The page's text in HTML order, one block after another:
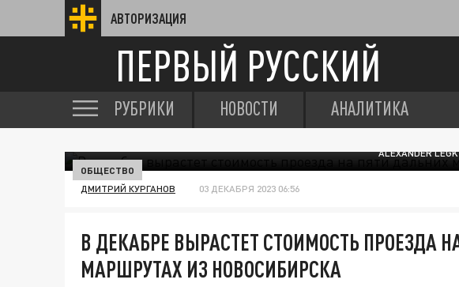
АВТОРИЗАЦИЯ
ПЕРВЫЙ РУССКИЙ
РУБРИКИ НОВОСТИ АНАЛИТИКА
ALEXANDER
ОБЩЕСТВО
ДМИТРИЙ КУРГАНОВ 03 ДЕКАБРЯ 2023 06:56
В ДЕКАБРЕ ВЫРАСТЕТ СТОИМОСТЬ ПРОЕЗДА
МАРШРУТАХ ИЗ НОВОСИБИРСКА